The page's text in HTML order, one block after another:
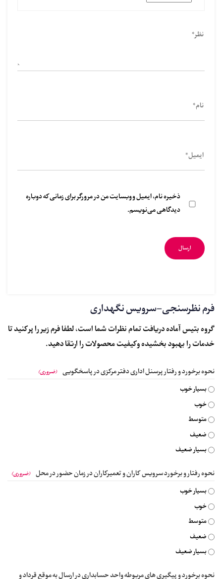
ذخیره نام، ایمیل و وبسایت من در مرورگر برای زمانی که دوباره
دیدگاهی می‌نویسم.
فرم نظرسنجی-سرویس نگهداری
گروه بتیس آماده دریافت تمام نظرات شما است، لطفا فرم زیر را پر کنید تا
خدمات را بهبود بخشیده و کیفیت محصولات را ارتقا دهید.
نحوه برخورد و رفتار پرسنل اداری دفتر مرکزی در پاسخگویی (ضروری)
بسیار خوب
خوب
متوسط
ضعیف
بسیار ضعیف
نحوه رفتار و برخورد سرویس کاران و تعمیرکاران در زمان حضور در محل (ضروری)
بسیار خوب
خوب
متوسط
ضعیف
بسیار ضعیف
نحوه برخورد و پیگیری های مربوطه واحد حسابداری در ارسال به موقع قرداد و